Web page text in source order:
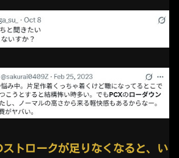
トロークが足りなくなると、い